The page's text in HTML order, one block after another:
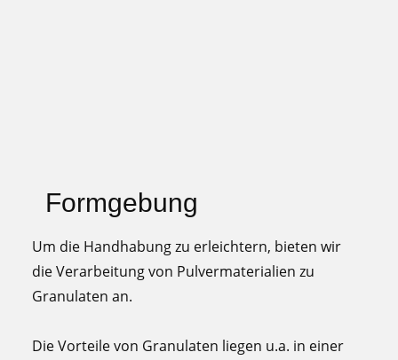
Formgebung
Um die Handhabung zu erleichtern, bieten wir
die Verarbeitung von Pulvermaterialien zu
Granulaten an.
Die Vorteile von Granulaten liegen u.a. in einer